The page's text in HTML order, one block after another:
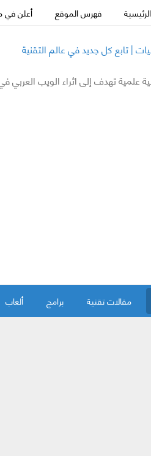
فهرس الموقع أعلن في
| تابع كل جديد في عالم التقنية
علمية تهدف إلى اثراء الويب
مقالات تقنية برامج ألعاب